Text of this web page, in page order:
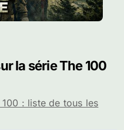
la série The 100
: liste de tous les